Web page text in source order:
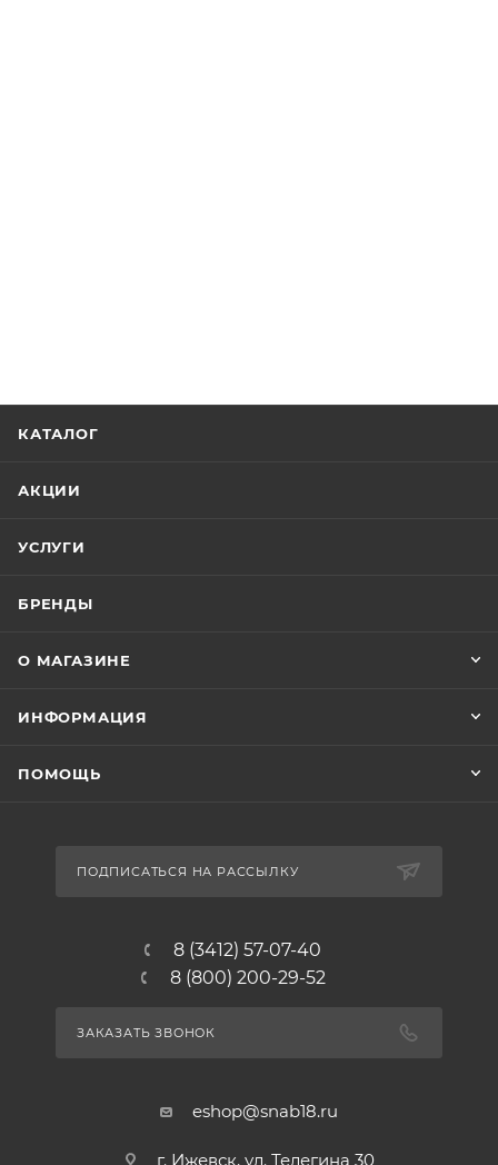
КАТАЛОГ
АКЦИИ
УСЛУГИ
БРЕНДЫ
О МАГАЗИНЕ
ИНФОРМАЦИЯ
ПОМОЩЬ
ПОДПИСАТЬСЯ НА РАССЫЛКУ
8 (3412) 57-07-40
8 (800) 200-29-52
ЗАКАЗАТЬ ЗВОНОК
eshop@snab18.ru
г. Ижевск, ул. Телегина 30